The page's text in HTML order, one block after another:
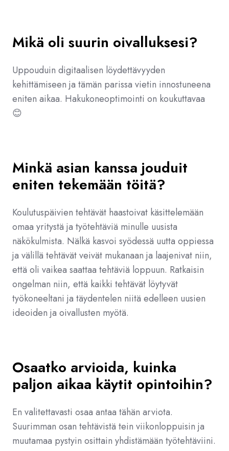
Mikä oli suurin oivalluksesi?
Uppouduin digitaalisen löydettävyyden
kehittämiseen ja tämän parissa vietin innostuneena
eniten aikaa. Hakukoneoptimointi on koukuttavaa
😊
Minkä asian kanssa jouduit
eniten tekemään töitä?
Koulutuspäivien tehtävät haastoivat käsittelemään
omaa yritystä ja työtehtäviä minulle uusista
näkökulmista. Nälkä kasvoi syödessä uutta oppiessa
ja välillä tehtävät veivät mukanaan ja laajenivat niin,
että oli vaikea saattaa tehtäviä loppuun. Ratkaisin
ongelman niin, että kaikki tehtävät löytyvät
työkoneeltani ja täydentelen niitä edelleen uusien
ideoiden ja oivallusten myötä.
Osaatko arvioida, kuinka
paljon aikaa käytit opintoihin?
En valitettavasti osaa antaa tähän arviota.
Suurimman osan tehtävistä tein viikonloppuisin ja
muutamaa pystyin osittain yhdistämään työtehtäviini.